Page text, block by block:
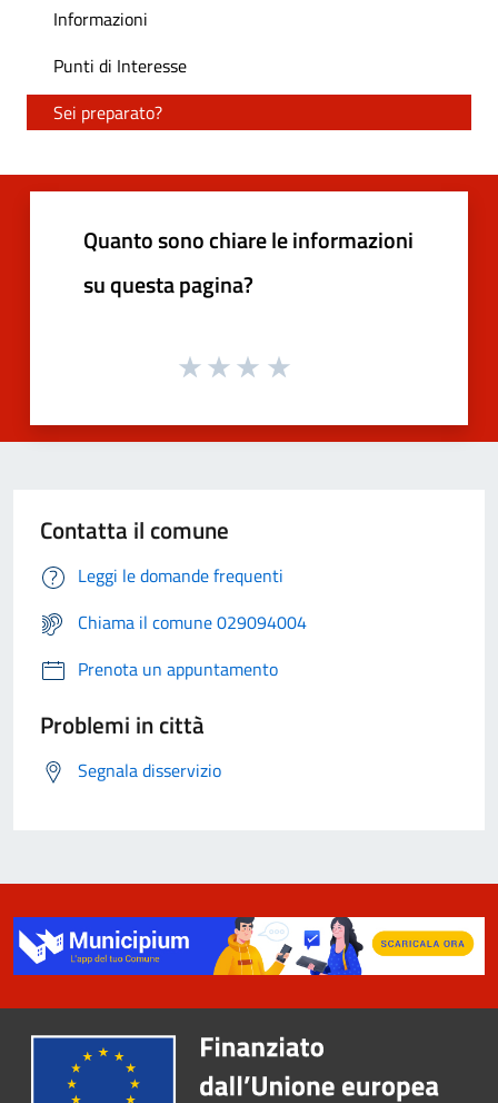
Informazioni
Punti di Interesse
Sei preparato?
Quanto sono chiare le informazioni
su questa pagina?
Contatta il comune
Leggi le domande frequenti
Chiama il comune 029094004
Prenota un appuntamento
Problemi in città
Segnala disservizio